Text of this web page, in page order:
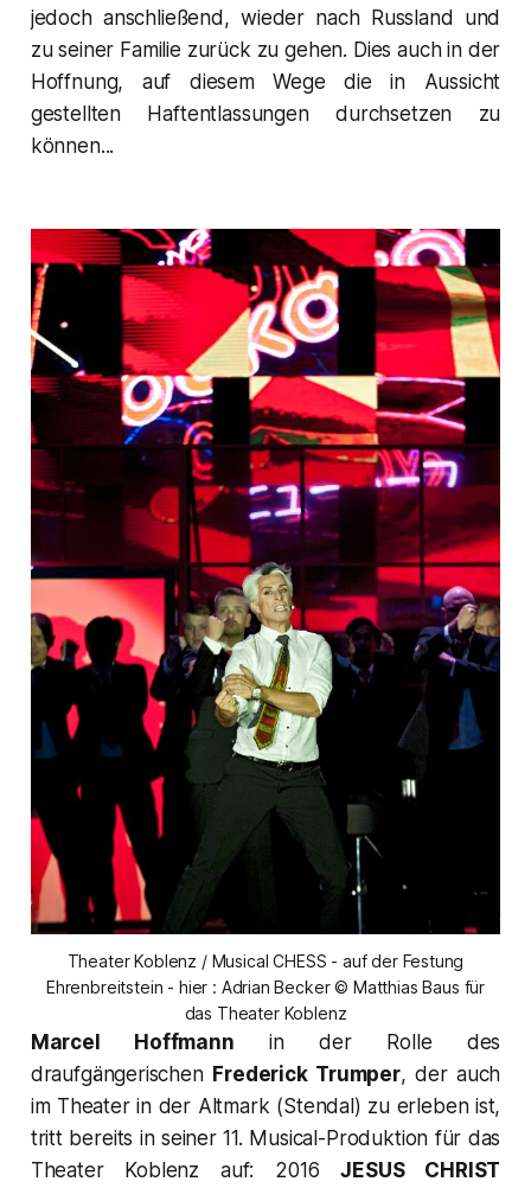
jedoch anschließend, wieder nach Russland und
zu seiner Familie zurück zu gehen. Dies auch in der
Hoffnung, auf diesem Wege die in Aussicht
gestellten Haftentlassungen durchsetzen zu
können...
Theater Koblenz / Musical CHESS - auf der Festung
Ehrenbreitstein - hier : Adrian Becker © Matthias Baus für
das Theater Koblenz
Marcel Hoffmann in der Rolle des
draufgängerischen Frederick Trumper, der auch
im Theater in der Altmark (Stendal) zu erleben ist,
tritt bereits in seiner 11. Musical-Produktion für das
Theater Koblenz auf: 2016JESUS CHRIST